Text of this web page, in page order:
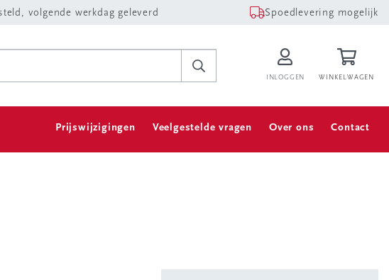
volgende werkdag geleverd Spoedlevering mogelijk
INLOGGEN WINKELWAGEN
Prijswijzigingen Veelgestelde vragen Over ons Contact